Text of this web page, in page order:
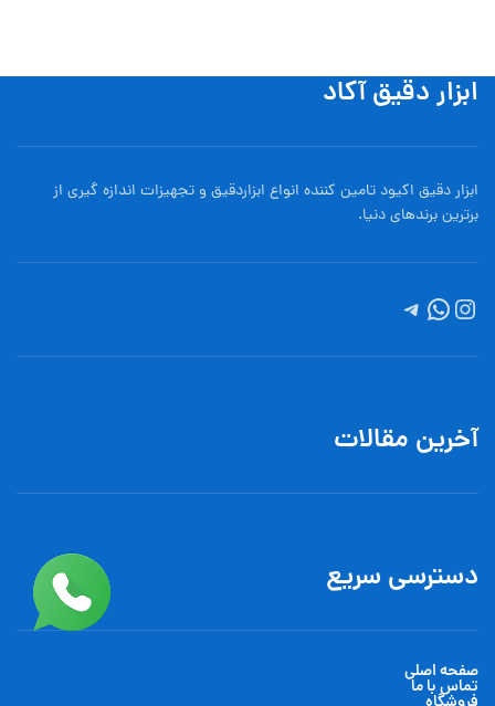
ابزار دقیق آکاد
ابزار دقیق اکیود تامین کننده انواع ابزاردقيق و تجهيزات اندازه گیری از
برترین برندهای دنیا.
آخرین مقالات
دسترسی سریع
صفحه اصلی
تماس با ما